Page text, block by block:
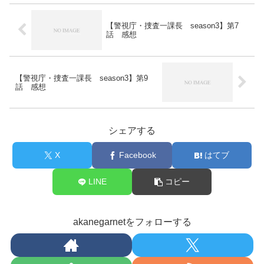
【警視庁・捜査一課長 season3】第7
話 感想
【警視庁・捜査一課長 season3】第9
話 感想
シェアする
X Facebook はてブ
LINE コピー
akanegarnetをフォローする